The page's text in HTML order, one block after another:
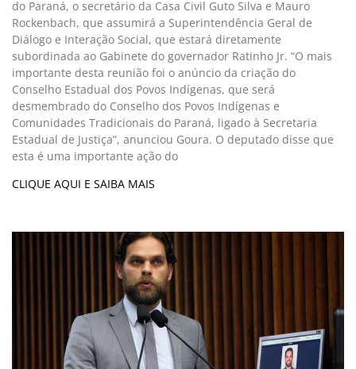
do Paraná, o secretário da Casa Civil Guto Silva e Mauro
Rockenbach, que assumirá a Superintendência Geral de
Diálogo e Interação Social, que estará diretamente
subordinada ao Gabinete do governador Ratinho Jr. “O mais
importante desta reunião foi o anúncio da criação do
Conselho Estadual dos Povos Indígenas, que será
desmembrado do Conselho dos Povos Indígenas e
Comunidades Tradicionais do Paraná, ligado à Secretaria
Estadual de Justiça”, anunciou Goura. O deputado disse que
esta é uma importante ação do
CLIQUE AQUI E SAIBA MAIS